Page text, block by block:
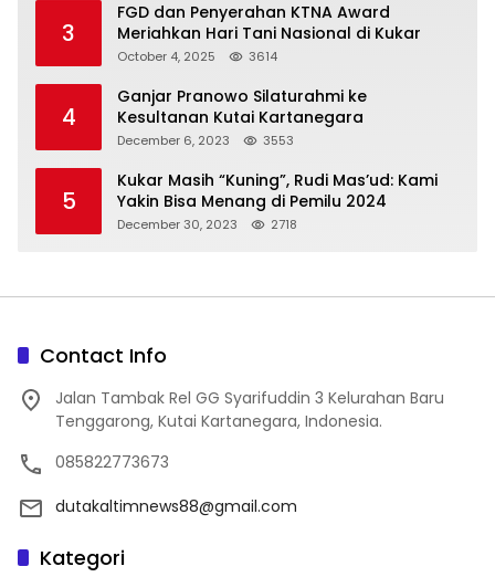
3
FGD dan Penyerahan KTNA Award
Meriahkan Hari Tani Nasional di Kukar
October 4, 2025 3614
4
Ganjar Pranowo Silaturahmi ke
Kesultanan Kutai Kartanegara
December 6, 2023 3553
5
Kukar Masih “Kuning”, Rudi Mas’ud: Kami
Yakin Bisa Menang di Pemilu 2024
December 30, 2023 2718
Contact Info
Jalan Tambak Rel GG Syarifuddin 3 Kelurahan Baru
Tenggarong, Kutai Kartanegara, Indonesia.
085822773673
dutakaltimnews88@gmail.com
Kategori